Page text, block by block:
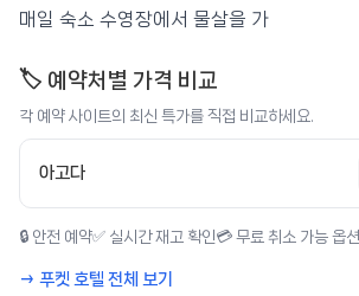
매일 숙소 수영장에서 물살을 가
🏷️ 예약처별 가격 비교
각 예약 사이트의 최신 특가를 직접 비교하세요.
아고다
🔒 안전 예약✅ 실시간 재고 확인 💳 무료 취소 가능 옵션
→ 푸켓 호텔 전체 보기